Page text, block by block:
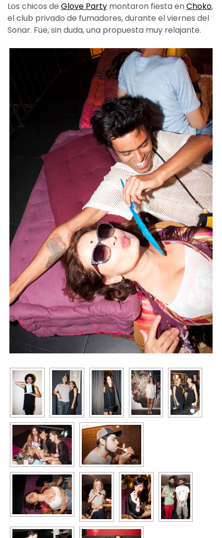
Los chicos de Glove Party montaron fiesta enChoko,
el club privado de fumadores, durante el viernes del
Sonar. Fue, sin duda, una propuesta muy relajante.